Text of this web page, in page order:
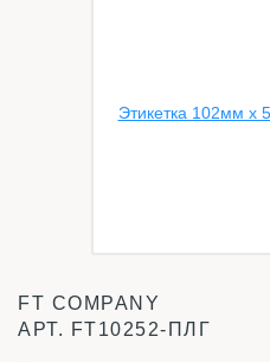
FT COMPANY
АРТ. FT10252-ПЛГ